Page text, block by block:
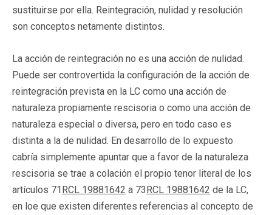
sustituirse por ella. Reintegración, nulidad y resolución
son conceptos netamente distintos.
La acción de reintegración no es una acción de nulidad.
Puede ser controvertida la configuración de la acción de
reintegración prevista en la LC como una acción de
naturaleza propiamente rescisoria o como una acción de
naturaleza especial o diversa, pero en todo caso es
distinta a la de nulidad. En desarrollo de lo expuesto
cabría simplemente apuntar que a favor de la naturaleza
rescisoria se trae a colación el propio tenor literal de los
artículos 71RCL 19881642 a 73RCL 19881642 de la LC,
en loe que existen diferentes referencias al concepto de